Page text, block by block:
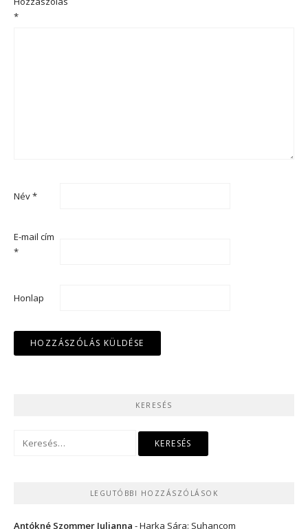
*
Név*
E-mail cím
*
Honlap
KERESÉS
LEGUTÓBBI HOZZÁSZÓLÁSOK
Antókné Szommer Julianna -Harka Sára: Suhancom